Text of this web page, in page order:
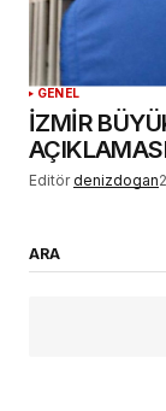
GENEL
İZMİR
Editör denizdogan
ARA